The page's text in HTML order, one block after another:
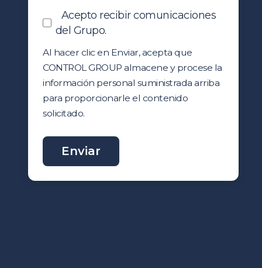
Acepto recibir comunicaciones
del Grupo.
Al hacer clic en Enviar, acepta que
CONTROL GROUP almacene y procese la
información personal suministrada arriba
para proporcionarle el contenido
solicitado.